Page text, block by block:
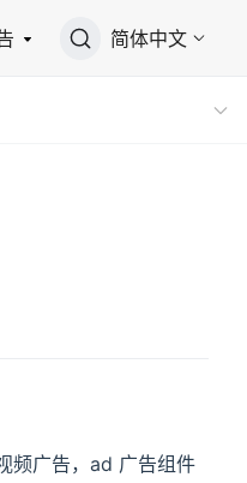
简体中文
频广告，ad 广告组件